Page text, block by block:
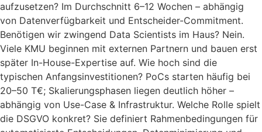
aufzusetzen? Im Durchschnitt 6–12 Wochen – abhängig
von Datenverfügbarkeit und Entscheider-Commitment.
Benötigen wir zwingend Data Scientists im Haus? Nein.
Viele KMU beginnen mit externen Partnern und bauen erst
später In-House-Expertise auf. Wie hoch sind die
typischen Anfangsinvestitionen? PoCs starten häufig bei
20–50 T€; Skalierungsphasen liegen deutlich höher –
abhängig von Use-Case & Infrastruktur. Welche Rolle spielt
die DSGVO konkret? Sie definiert Rahmenbedingungen für